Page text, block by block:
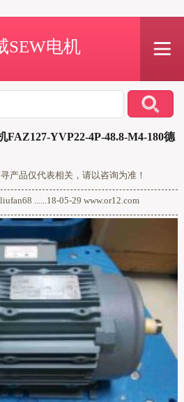
SEW电机
FAZ127-YVP22-4P-48.8-M4-180德
产品仅代表相关，请以咨询为准！
......18-05-29 www.or12.com